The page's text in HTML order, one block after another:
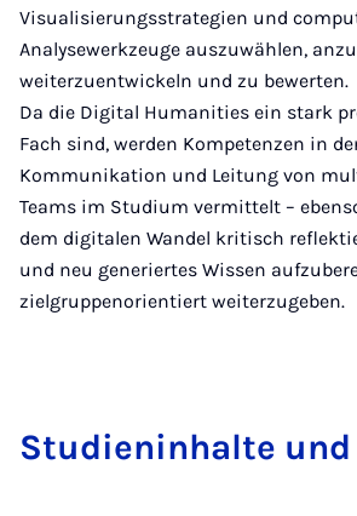
Visualisierungsstrategien und
Analysewerkzeuge auszuwählen,
weiterzuentwickeln und zu bewerten.
Da die Digital Humanities ein stark
Fach sind, werden Kompetenzen in
Kommunikation und Leitung von
Teams im Studium vermittelt –
dem digitalen Wandel kritisch
und neu generiertes Wissen
zielgruppenorientiert weiterzugeben.
Stu­dien­in­hal­te und